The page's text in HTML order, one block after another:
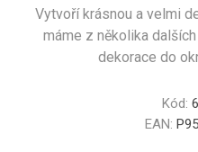
Vytvoří krásnou a velmi
máme z několika
dekorace do
Kód:
EAN: